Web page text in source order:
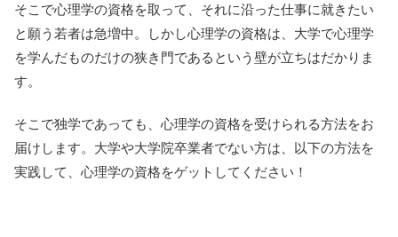
そこで心理学の資格を取って、それに沿った仕事に就きたい
と願う若者は急増中。しかし心理学の資格は、大学で心理学
を学んだものだけの狭き門であるという壁が立ちはだかりま
す。
そこで独学であっても、心理学の資格を受けられる方法をお
届けします。大学や大学院卒業者でない方は、以下の方法を
実践して、心理学の資格をゲットしてください！